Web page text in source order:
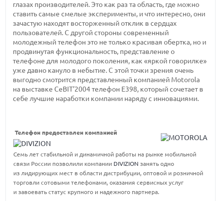
глазах производителей. Это как раз та область, где можно
ставить самые смелые эксперименты, и что интересно, они
зачастую находят восторженный отклик в сердцах
пользователей. С другой стороны современный
молодежный телефон это не только красивая обертка, но и
продвинутая функциональность, представление о
телефоне для молодого поколения, как «яркой говорилке»
уже давно кануло в небытие. С этой точки зрения очень
выгодно смотрится представленный компанией Motorola
на выставке CeBIT’2004 телефон E398, который сочетает в
себе лучшие наработки компании наряду с инновациями.
Телефон предоставлен компанией
Семь лет стабильной и динамичной работы на рынке мобильной
связи России позволили компании DIVIZION занять одно
из лидирующих мест в области дистрибуции, оптовой и розничной
торговли сотовыми телефонами, оказания сервисных услуг
и завоевать статус крупного и надежного партнера.